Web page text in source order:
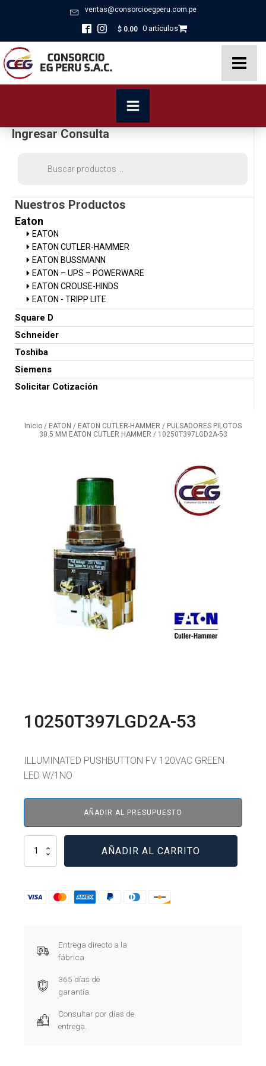
ventas@consorcioegperu.com.pe
$ 0.00 0 artículos
Ingresar Consulta
Nuestros Productos
Eaton
EATON
EATON CUTLER-HAMMER
EATON BUSSMANN
EATON – UPS – POWERWARE
EATON CROUSE-HINDS
EATON - TRIPP LITE
Square D
Schneider
Toshiba
Siemens
Solicitar Cotización
Inicio / EATON / EATON CUTLER-HAMMER / PULSADORES PILOTOS
30.5 MM EATON CUTLER HAMMER / 10250T397LGD2A-53
10250T397LGD2A-53
ILLUMINATED PUSHBUTTON FV 120VAC GREEN
LED W/1NO
AÑADIR AL PRESUPUESTO
10250T397LGD2A-
cantidad
AÑADIR AL CARRITO
Entrega directo a la
fábrica
365 días de
garantía.
Consultar por días de
entrega.